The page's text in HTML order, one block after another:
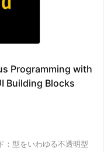
Programming with
Building Blocks
型をいわゆる不透明型